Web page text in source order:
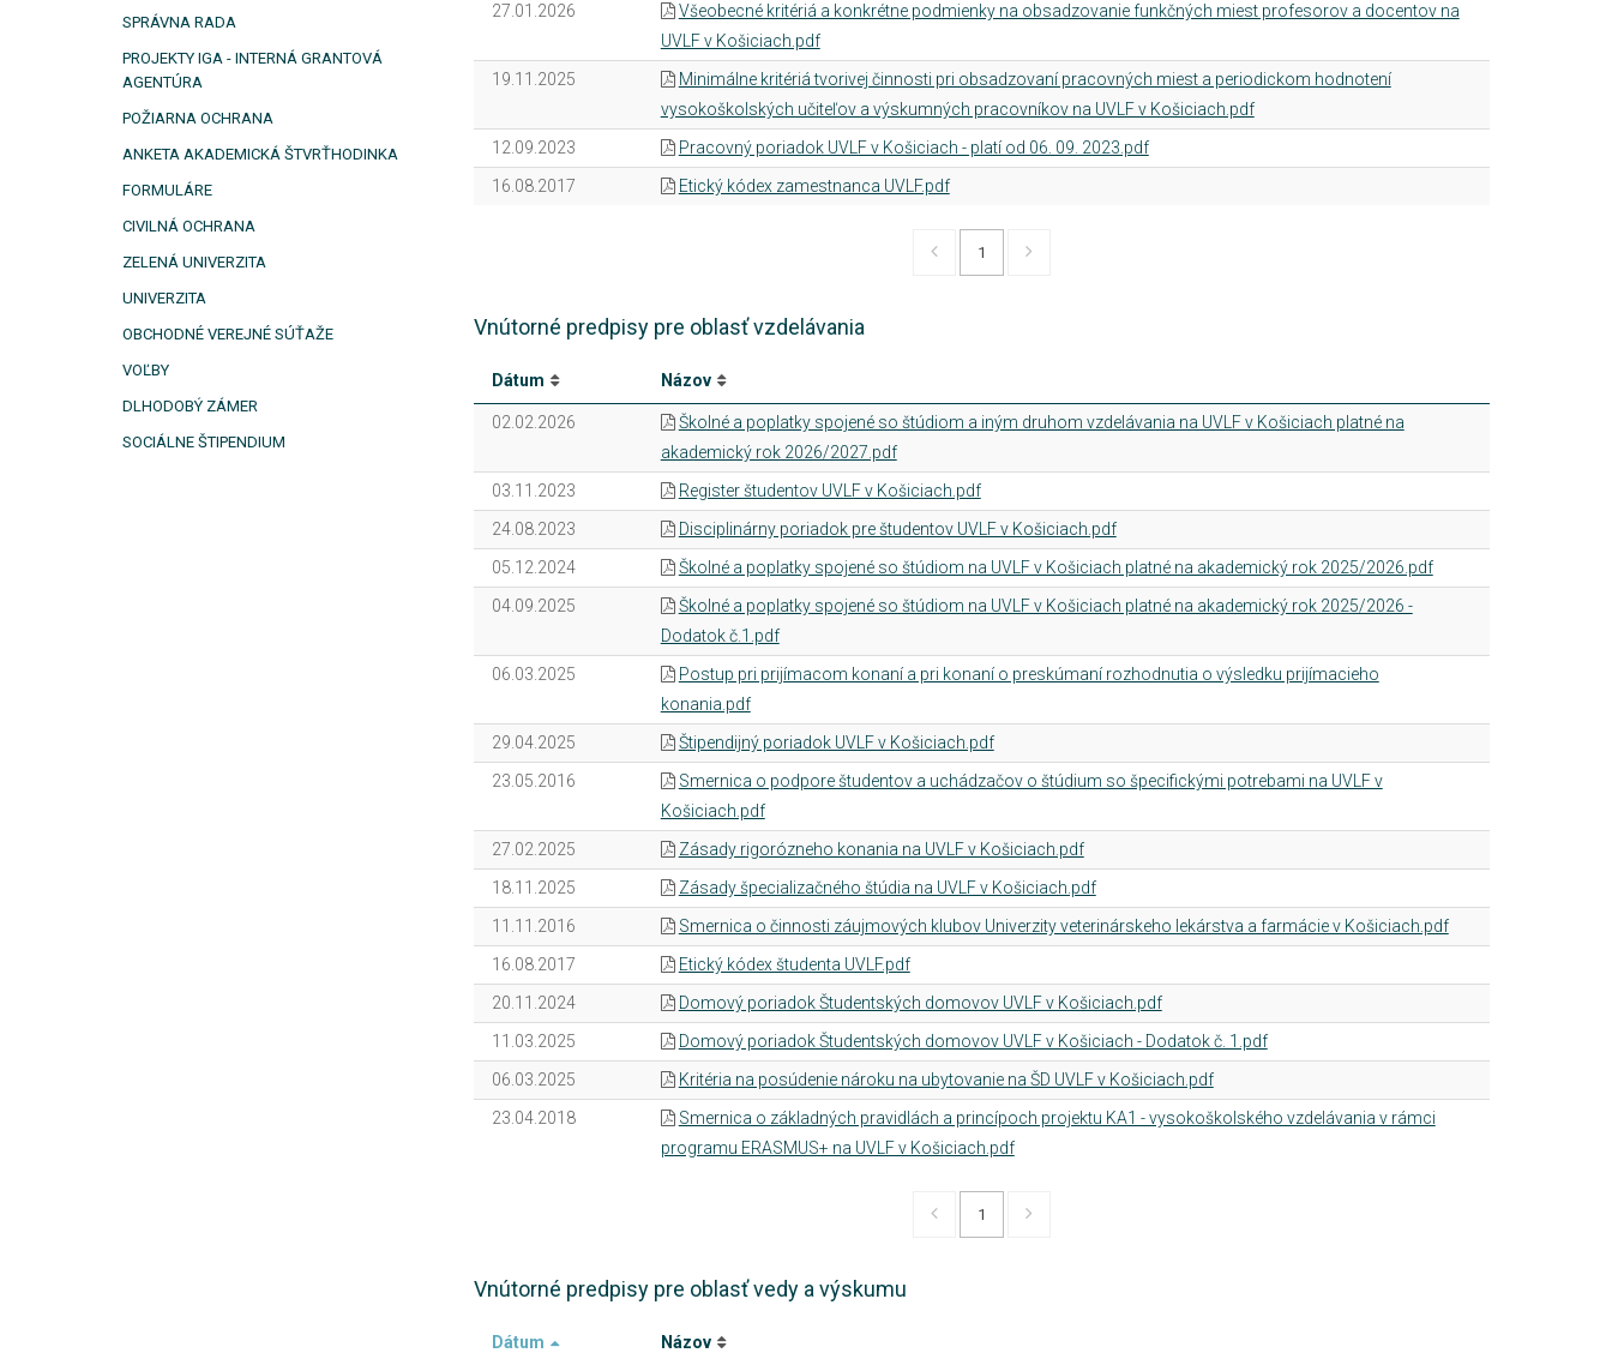
SPRÁVNA RADA
PROJEKTY IGA - INTERNÁ GRANTOVÁ
AGENTÚRA
POŽIARNA OCHRANA
ANKETA AKADEMICKÁ ŠTVRŤHODINKA
FORMULÁRE
CIVILNÁ OCHRANA
ZELENÁ UNIVERZITA
UNIVERZITA
OBCHODNÉ VEREJNÉ SÚŤAŽE
VOĽBY
DLHODOBÝ ZÁMER
SOCIÁLNE ŠTIPENDIUM
27.01.2026
Všeobecné kritériá a konkrétne podmienky na obsadzovanie funkčných miest profesorov a docentov na
UVLF v Košiciach.pdf
19.11.2025
Minimálne kritériá tvorivej činnosti pri obsadzovaní pracovných miest a periodickom hodnotení
vysokoškolských učiteľov a výskumných pracovníkov na UVLF v Košiciach.pdf
12.09.2023
Pracovný poriadok UVLF v Košiciach - platí od 06. 09. 2023.pdf
16.08.2017
Etický kódex zamestnanca UVLF.pdf
1
Vnútorné predpisy pre oblasť vzdelávania
Dátum Názov
02.02.2026
Školné a poplatky spojené so štúdiom a iným druhom vzdelávania na UVLF v Košiciach platné na
akademický rok 2026/2027.pdf
03.11.2023
Register študentov UVLF v Košiciach.pdf
24.08.2023
Disciplinárny poriadok pre študentov UVLF v Košiciach.pdf
05.12.2024
Školné a poplatky spojené so štúdiom na UVLF v Košiciach platné na akademický rok 2025/2026.pdf
04.09.2025
Školné a poplatky spojené so štúdiom na UVLF v Košiciach platné na akademický rok 2025/2026 -
Dodatok č.1.pdf
06.03.2025
Postup pri prijímacom konaní a pri konaní o preskúmaní rozhodnutia o výsledku prijímacieho
konania.pdf
29.04.2025
Štipendijný poriadok UVLF v Košiciach.pdf
23.05.2016
Smernica o podpore študentov a uchádzačov o štúdium so špecifickými potrebami na UVLF v
Košiciach.pdf
27.02.2025
Zásady rigorózneho konania na UVLF v Košiciach.pdf
18.11.2025
Zásady špecializačného štúdia na UVLF v Košiciach.pdf
11.11.2016
Smernica o činnosti záujmových klubov Univerzity veterinárskeho lekárstva a farmácie v Košiciach.pdf
16.08.2017
Etický kódex študenta UVLF.pdf
20.11.2024
Domový poriadok Študentských domovov UVLF v Košiciach.pdf
11.03.2025
Domový poriadok Študentských domovov UVLF v Košiciach - Dodatok č. 1.pdf
06.03.2025
Kritéria na posúdenie nároku na ubytovanie na ŠD UVLF v Košiciach.pdf
23.04.2018
Smernica o základných pravidlách a princípoch projektu KA1 - vysokoškolského vzdelávania v rámci
programu ERASMUS+ na UVLF v Košiciach.pdf
1
Vnútorné predpisy pre oblasť vedy a výskumu
Dátum Názov